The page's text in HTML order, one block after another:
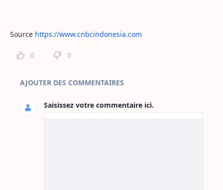
Source https://www.cnbcindonesia.com
0 0
Commentaires sur la page
AJOUTER DES COMMENTAIRES
Saisissez votre commentaire ici.